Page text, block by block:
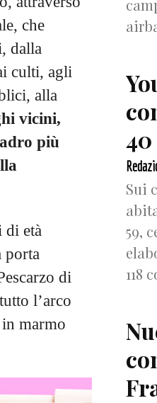
che
dalla
culti, agli
alla
vicini,
più
di età
porta
di
l’arco
marmo
40
Sui
59,
118